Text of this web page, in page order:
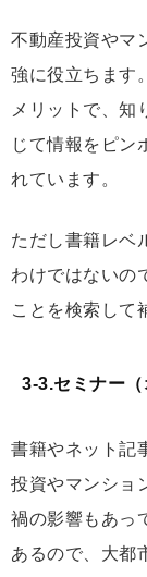
不動産投資やマ
強に役立ちます
メリットで、知
じて情報をピン
れています。
ただし書籍レベ
わけではないの
ことを検索して
3-3.セミナー（
書籍やネット記
投資やマンショ
禍の影響もあっ
あるので、大都